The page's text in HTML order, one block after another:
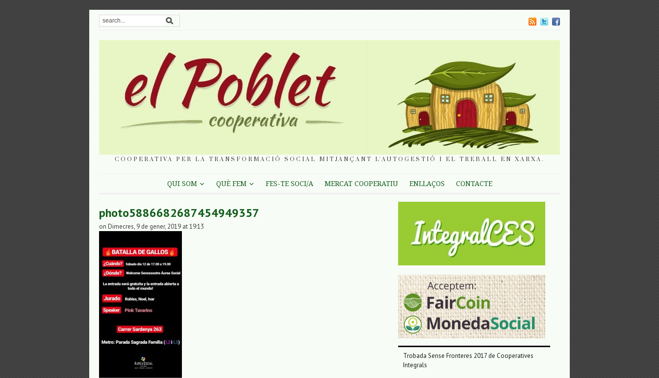
COOPERATIVA PER LA TRANSFORMACIÓ SOCIAL MITJANÇANT L'AUTOGESTIÓ I EL TREBALL EN XARXA.
QUI SOM QUÈ FEM FES-TE SOCI/A MERCAT COOPERATIU ENLLAÇOS CONTACTE
photo5886682687454949357
on Dimecres, 9 de gener, 2019 at 19:13
Trobada Sense Fronteres 2017 de Cooperatives
Integrals